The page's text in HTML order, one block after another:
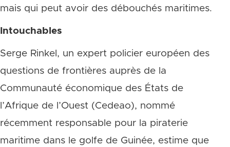
mais qui peut avoir des débouchés maritimes.
Intouchables
Serge Rinkel, un expert policier européen des
questions de frontières auprès de la
Communauté économique des États de
l’Afrique de l’Ouest (Cedeao), nommé
récemment responsable pour la piraterie
maritime dans le golfe de Guinée, estime que